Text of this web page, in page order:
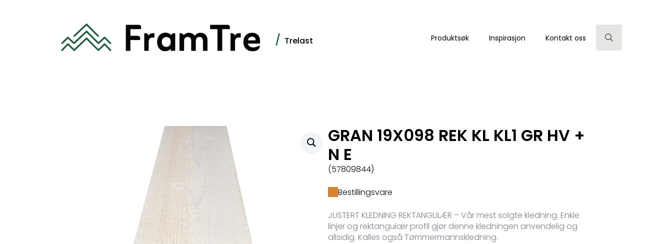
/ Trelast Produktsøk Inspirasjon Kontakt oss
GRAN 19X098 REK KL KL1 GR HV +
N E
(57809844)
Bestillingsvare
JUSTERT KLEDNING REKTANGULÆR – Vår mest solgte kledning. Enkle
linjer og rektangulær profil gjør denne kledningen anvendelig og
allsidig. Kalles også Tømmermannskledning.